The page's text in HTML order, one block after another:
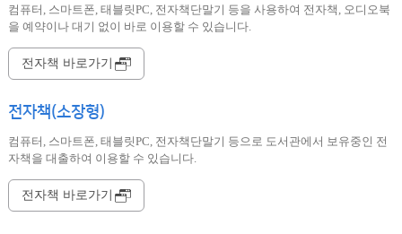
컴퓨터, 스마트폰, 태블릿PC, 전자책단말기 등을 사용하여 전자책, 오디오북
을 예약이나 대기 없이 바로 이용할 수 있습니다.
전자책 바로가기
전자책(소장형)
컴퓨터, 스마트폰, 태블릿PC, 전자책단말기 등으로 도서관에서 보유중인 전
자책을 대출하여 이용할 수 있습니다.
전자책 바로가기